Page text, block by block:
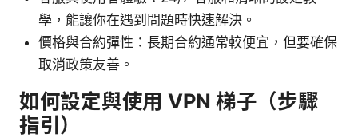
學，能讓你在遇到問題時快速解決。
價格與合約彈性：長期合約通常較便宜，但要確保
取消政策友善。
如何設定與使用 VPN 梯子（步驟
指引）